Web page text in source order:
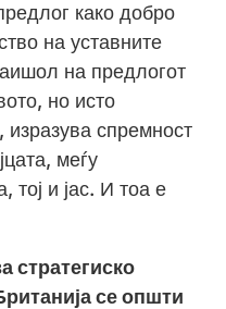
како добро
на уставните
на предлогот
но исто
спремност
меѓу
тој и јас. И тоа е
стратегиско
се општи